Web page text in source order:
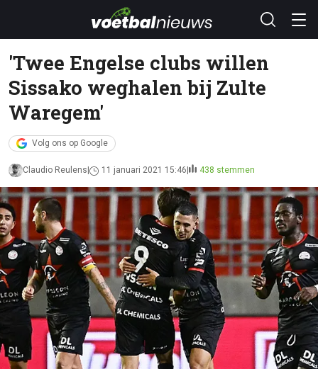
'Twee Engelse clubs willen
Sissako weghalen bij Zulte
Waregem'
Volg ons op Google
Claudio Reulens 11 januari 2021 15:46 438 stemmen